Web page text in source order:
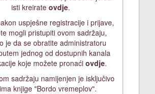
isti kreirate ovdje.
uspješne registracije i prijave,
mogli pristupiti ovom sadržaju,
je da se obratite administratoru
jednog od dostupnih kanala
koje možete pronaći ovdje.
sadržaju namijenjen je isključivo
knjige "Bordo vremeplov".